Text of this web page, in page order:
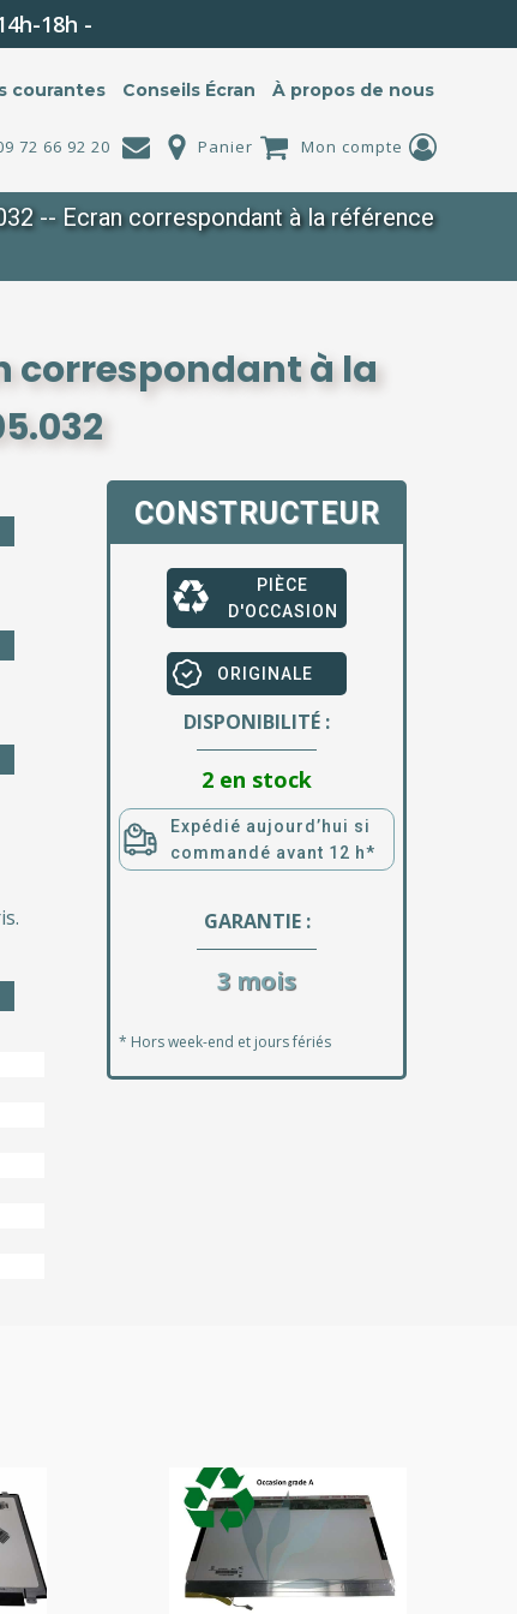
18h -
courantes Conseils Écran À propos de nous
72 66 92 20 Panier Mon compte
-- Ecran correspondant à la référence
correspondant à la
CONSTRUCTEUR
PIÈCE
D'OCCASION
ORIGINALE
DISPONIBILITÉ :
2 en stock
Expédié aujourd’hui si
commandé avant 12 h*
GARANTIE :
3 mois
* Hors week-end et jours fériés